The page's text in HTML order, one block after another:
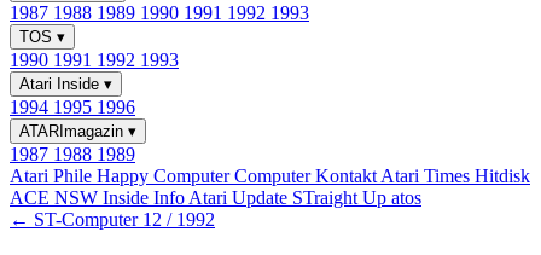
1987 1988 1989 1990 1991 1992 1993
TOS ▾
1990 1991 1992 1993
Atari Inside ▾
1994 1995 1996
ATARImagazin ▾
1987 1988 1989
Atari Phile Happy ComputerComputer Kontakt Atari Times Hitdisk
ACE NSW Inside Info Atari Update STraight Up atos
← ST-Computer 12 / 1992